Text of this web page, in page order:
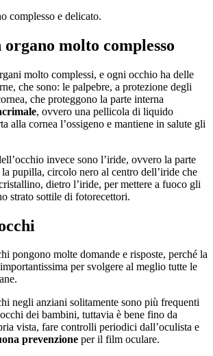
complesso e delicato.
molto complesso
molto complessi, e ogni occhio ha delle
che sono: le palpebre, a protezione degli
che proteggono la parte interna
, ovvero una pellicola di liquido
alla cornea l’ossigeno e mantiene in salute gli
invece sono l’iride, ovvero la parte
pupilla, circolo nero al centro dell’iride che
dietro l’iride, per mettere a fuoco gli
strato sottile di fotorecettori.
pongono molte domande e risposte, perché la
per svolgere al meglio tutte le
negli anziani solitamente sono più frequenti
dei bambini, tuttavia è bene fino da
vista, fare controlli periodici dall’oculista e
prevenzione per il film oculare.